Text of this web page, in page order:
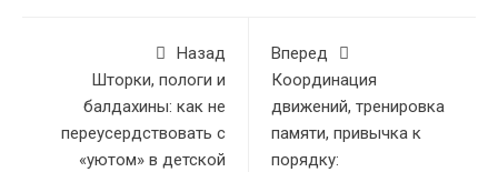
Назад
Шторки, пологи и
балдахины: как не
переусердствовать с
«уютом» в детской
Вперед
Координация
движений, тренировка
памяти, привычка к
порядку: